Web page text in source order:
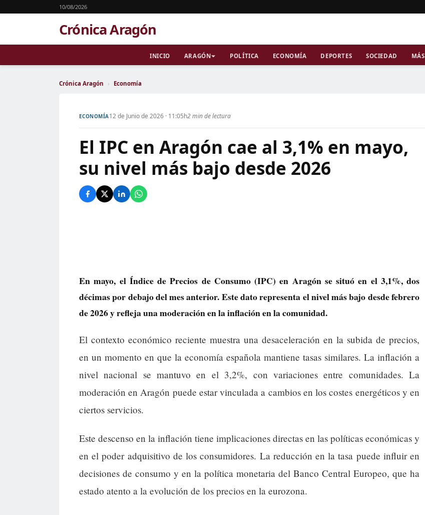
10/08/2026
Crónica Aragón
INICIO ARAGÓN POLÍTICA ECONOMÍA DEPORTES SOCIEDAD MÁS
Crónica Aragón › Economía
ECONOMÍA12 de Junio de 2026 · 11:05h2 min de lectura
El IPC en Aragón cae al 3,1% en mayo,
su nivel más bajo desde 2026
En mayo, el Índice de Precios de Consumo (IPC) en Aragón se situó en el 3,1%, dos
décimas por debajo del mes anterior. Este dato representa el nivel más bajo desde febrero
de 2026 y refleja una moderación en la inflación en la comunidad.
El contexto económico reciente muestra una desaceleración en la subida de precios,
en un momento en que la economía española mantiene tasas similares. La inflación a
nivel nacional se mantuvo en el 3,2%, con variaciones entre comunidades. La
moderación en Aragón puede estar vinculada a cambios en los costes energéticos y en
ciertos servicios.
Este descenso en la inflación tiene implicaciones directas en las políticas económicas y
en el poder adquisitivo de los consumidores. La reducción en la tasa puede influir en
decisiones de consumo y en la política monetaria del Banco Central Europeo, que ha
estado atento a la evolución de los precios en la eurozona.